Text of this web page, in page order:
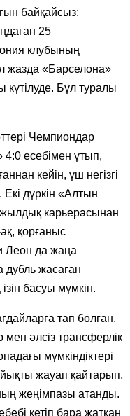
байқайсыз:
25
клубының
жазда «Барселона»
күтілуде. Бұл туралы
Чемпиондар
есебімен ұтып,
кейін, үш негізгі
дүркін «Алтын
жылдық карьерасынан
қорғаныс
Леон да жаңа
дубль жасаған
басуы мүмкін.
тап болған.
әлсіз трансферлік
мүмкіндіктері
жауап қайтарып,
жеңімпазы атанды.
кетіп бара жатқан